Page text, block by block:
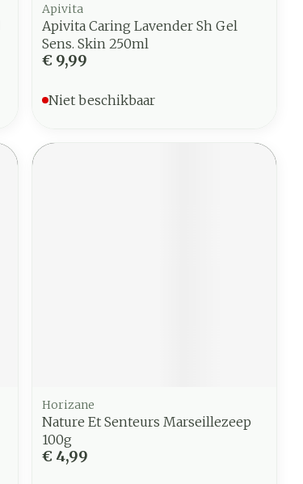
Apivita
Apivita Caring Lavender Sh Gel
Sens. Skin 250ml
€ 9,99
Niet beschikbaar
Horizane
Nature Et Senteurs Marseillezeep
100g
€ 4,99